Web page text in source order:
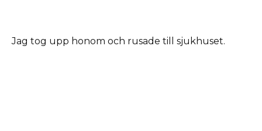
Jag tog upp honom och rusade till sjukhuset.